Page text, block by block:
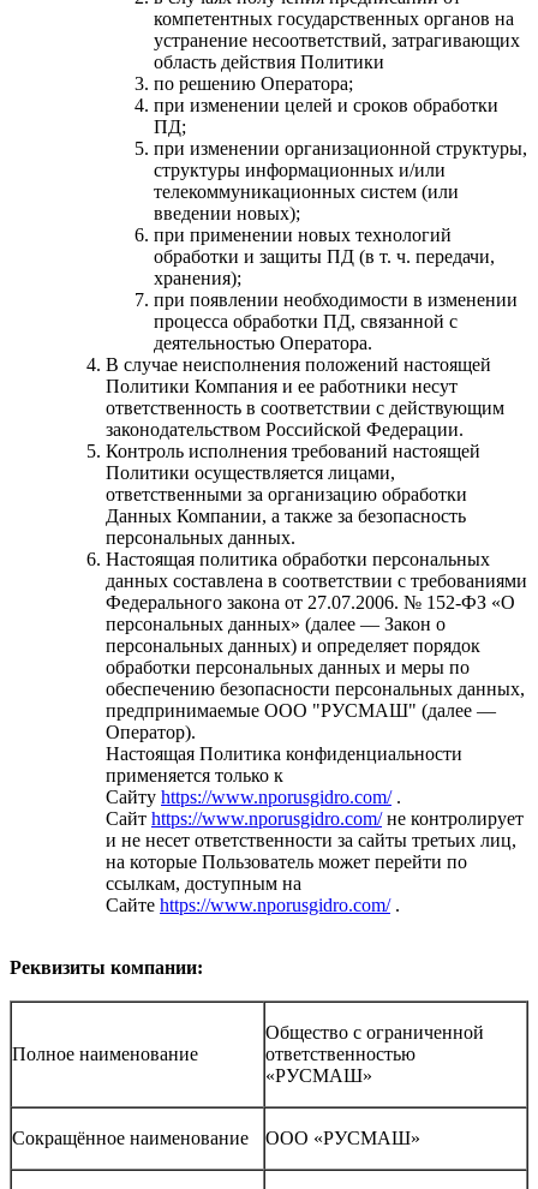
компетентных государственных органов на
устранение несоответствий, затрагивающих
область действия Политики
по решению Оператора;
при изменении целей и сроков обработки
ПД;
при изменении организационной структуры,
структуры информационных и/или
телекоммуникационных систем (или
введении новых);
при применении новых технологий
обработки и защиты ПД (в т. ч. передачи,
хранения);
при появлении необходимости в изменении
процесса обработки ПД, связанной с
деятельностью Оператора.
В случае неисполнения положений настоящей
Политики Компания и ее работники несут
ответственность в соответствии с действующим
законодательством Российской Федерации.
Контроль исполнения требований настоящей
Политики осуществляется лицами,
ответственными за организацию обработки
Данных Компании, а также за безопасность
персональных данных.
Настоящая политика обработки персональных
данных составлена в соответствии с требованиями
Федерального закона от 27.07.2006. № 152-ФЗ «О
персональных данных» (далее — Закон о
персональных данных) и определяет порядок
обработки персональных данных и меры по
обеспечению безопасности персональных данных,
предпринимаемые ООО "РУСМАШ" (далее —
Оператор).
Настоящая Политика конфиденциальности
применяется только к
Сайту https://www.nporusgidro.com/ .
Сайт https://www.nporusgidro.com/ не контролирует
и не несет ответственности за сайты третьих лиц,
на которые Пользователь может перейти по
ссылкам, доступным на
Сайте https://www.nporusgidro.com/ .
Реквизиты компании:
Полное наименование
Общество с ограниченной
ответственностью
«РУСМАШ»
Сокращённое наименование ООО «РУСМАШ»